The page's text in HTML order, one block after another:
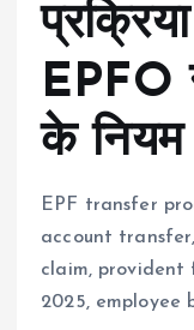
EPFO
के
EPF transfer
account
claim, provident
2025, employee